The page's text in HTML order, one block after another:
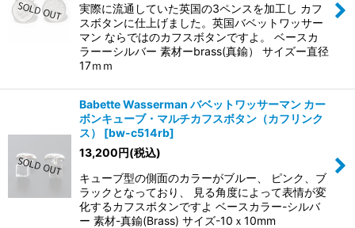
実際に流通していた英国の3ペンスを加工し カフ
スボタンに仕上げました。英国バベットワッサー
マン ならではのカフスボタンですよ。 ベースカ
ラーーシルバー 素材ーbrass(真鍮） サイズー直径
17ｍｍ
Babette Wasserman バベットワッサーマン カー
ボンキューブ・マルチカフスボタン（カフリンク
ス）
[bw-c514rb]
13,200円(税込)
キューブ型の側面のカラーがブルー、 ピンク、ブ
ラックとなっており、 見る角度によって表情が変
化するカフスボタンですよ ベースカラー-シルバ
ー 素材-真鍮(Brass) サイズ-10ｘ10mm